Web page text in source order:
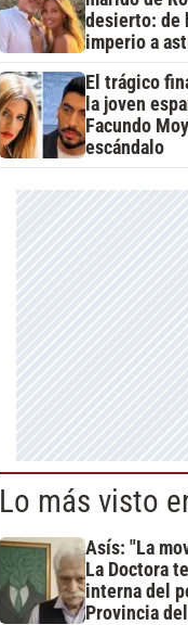
desierto: de
imperio a
El trágico
la joven
Facundo
escándalo
Lo más visto
Asís: "La
La Doctora
interna del
Provincia